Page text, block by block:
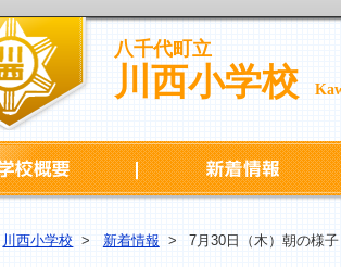
八千代町立
川西小学校
学校概要
川西小学校 > 新着情報 > 7月30日（木）朝の様子